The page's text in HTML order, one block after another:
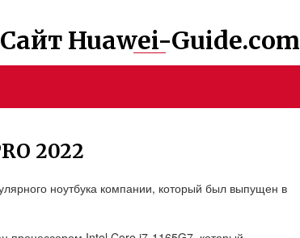
Сайт Huawei-Guide.com
2022
ноутбука компании, который был выпущен в